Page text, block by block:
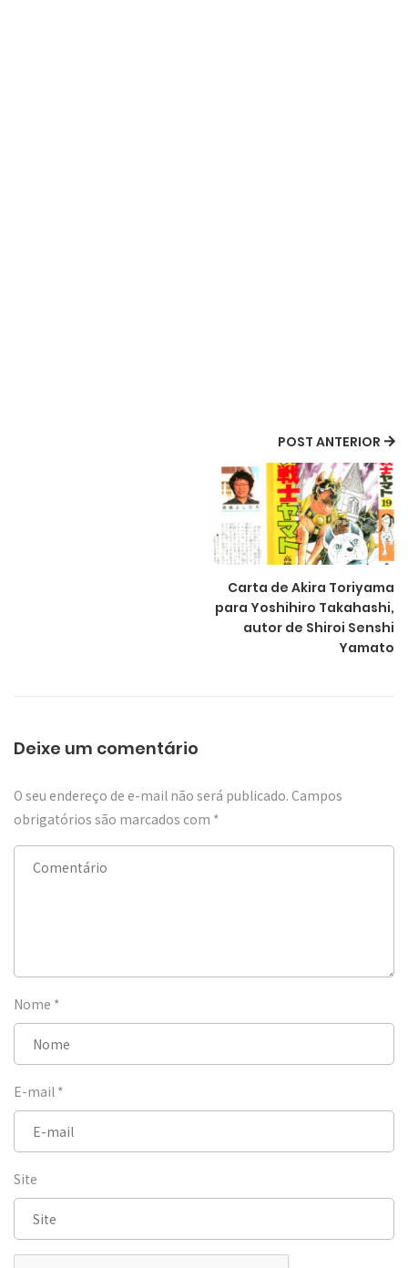
POST ANTERIOR
Carta de Akira Toriyama
para Yoshihiro Takahashi,
autor de Shiroi Senshi
Yamato
Deixe um comentário
O seu endereço de e-mail não será publicado. Campos
obrigatórios são marcados com *
Nome *
E-mail *
Site